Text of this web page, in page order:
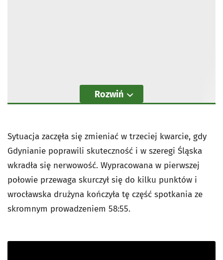
Rozwiń
Sytuacja zaczęła się zmieniać w trzeciej kwarcie, gdy
Gdynianie poprawili skuteczność i w szeregi Śląska
wkradła się nerwowość. Wypracowana w pierwszej
połowie przewaga skurczył się do kilku punktów i
wrocławska drużyna kończyła tę część spotkania ze
skromnym prowadzeniem 58:55.